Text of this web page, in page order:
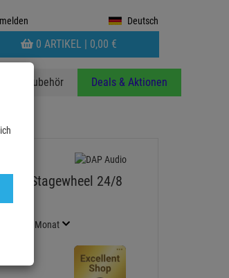
Deutsch
WARENKORB
AUFKLAPPEN
0 ARTIKEL | 0,00 €
Zubehör Deals & Aktionen
Stagewheel 24/8
/ Monat